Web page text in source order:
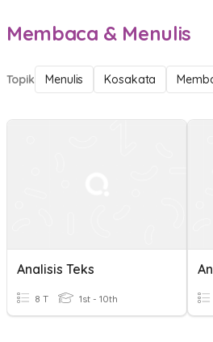
Membaca & Menulis
Topik Menulis Kosakata
Analisis Teks
8 T 1st - 10th